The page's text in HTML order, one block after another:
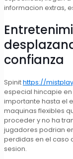
informacion extras,
confianza
Spinithttps://
especial hincapie
importante hasta el
maquinas flexibles
proceder y no ha
jugadores podrian
perdidas en el caso
sesion.